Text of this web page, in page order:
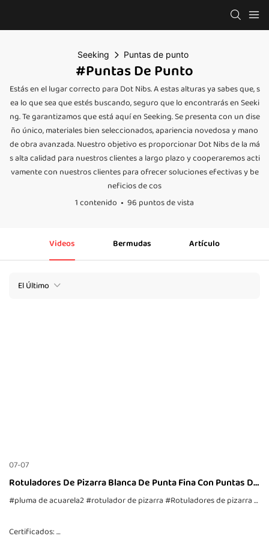
Seeking Puntas de punto
#Puntas De Punto
Estás en el lugar correcto para Dot Nibs. A estas alturas ya sabes que, s
ea lo que sea que estés buscando, seguro que lo encontrarás en Seeki
ng. Te garantizamos que está aquí en Seeking. Se presenta con un dise
ño único, materiales bien seleccionados, apariencia novedosa y mano
de obra avanzada. Nuestro objetivo es proporcionar Dot Nibs de la má
s alta calidad para nuestros clientes a largo plazo y cooperaremos acti
vamente con nuestros clientes para ofrecer soluciones efectivas y be
neficios de cos
1 contenido
96 puntos de vista
Videos Bermudas Artículo
El Último
07-07
Rotuladores De Pizarra Blanca De Punta Fina Con Puntas De
Puntos
#pluma de acuarela2#rotulador de pizarra#Rotuladores de pizarra blanca de punta fina con puntas de puntos
Certificados: